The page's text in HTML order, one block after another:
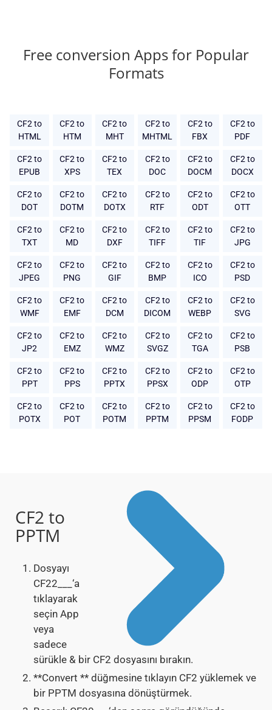
Free conversion Apps for Popular
Formats
CF2 to
HTML
CF2 to
HTM
CF2 to
MHT
CF2 to
MHTML
CF2 to
FBX
CF2 to
PDF
CF2 to
EPUB
CF2 to
XPS
CF2 to
TEX
CF2 to
DOC
CF2 to
DOCM
CF2 to
DOCX
CF2 to
DOT
CF2 to
DOTM
CF2 to
DOTX
CF2 to
RTF
CF2 to
ODT
CF2 to
OTT
CF2 to
TXT
CF2 to
MD
CF2 to
DXF
CF2 to
TIFF
CF2 to
TIF
CF2 to
JPG
CF2 to
JPEG
CF2 to
PNG
CF2 to
GIF
CF2 to
BMP
CF2 to
ICO
CF2 to
PSD
CF2 to
WMF
CF2 to
EMF
CF2 to
DCM
CF2 to
DICOM
CF2 to
WEBP
CF2 to
SVG
CF2 to
JP2
CF2 to
EMZ
CF2 to
WMZ
CF2 to
SVGZ
CF2 to
TGA
CF2 to
PSB
CF2 to
PPT
CF2 to
PPS
CF2 to
PPTX
CF2 to
PPSX
CF2 to
ODP
CF2 to
OTP
CF2 to
POTX
CF2 to
POT
CF2 to
POTM
CF2 to
PPTM
CF2 to
PPSM
CF2 to
FODP
CF2 to
PPTM
Dosyayı
CF22___‘a
tıklayarak
seçin App
veya
sadece
sürükle & bir CF2 dosyasını bırakın.
**Convert ** düğmesine tıklayın CF2 yüklemek ve
bir PPTM dosyasına dönüştürmek.